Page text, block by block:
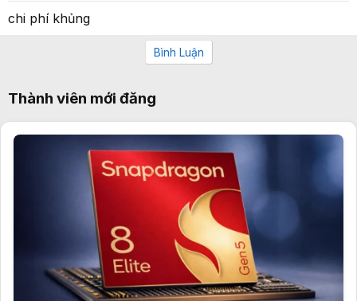
chi phí khủng
Bình Luận
Thành viên mới đăng